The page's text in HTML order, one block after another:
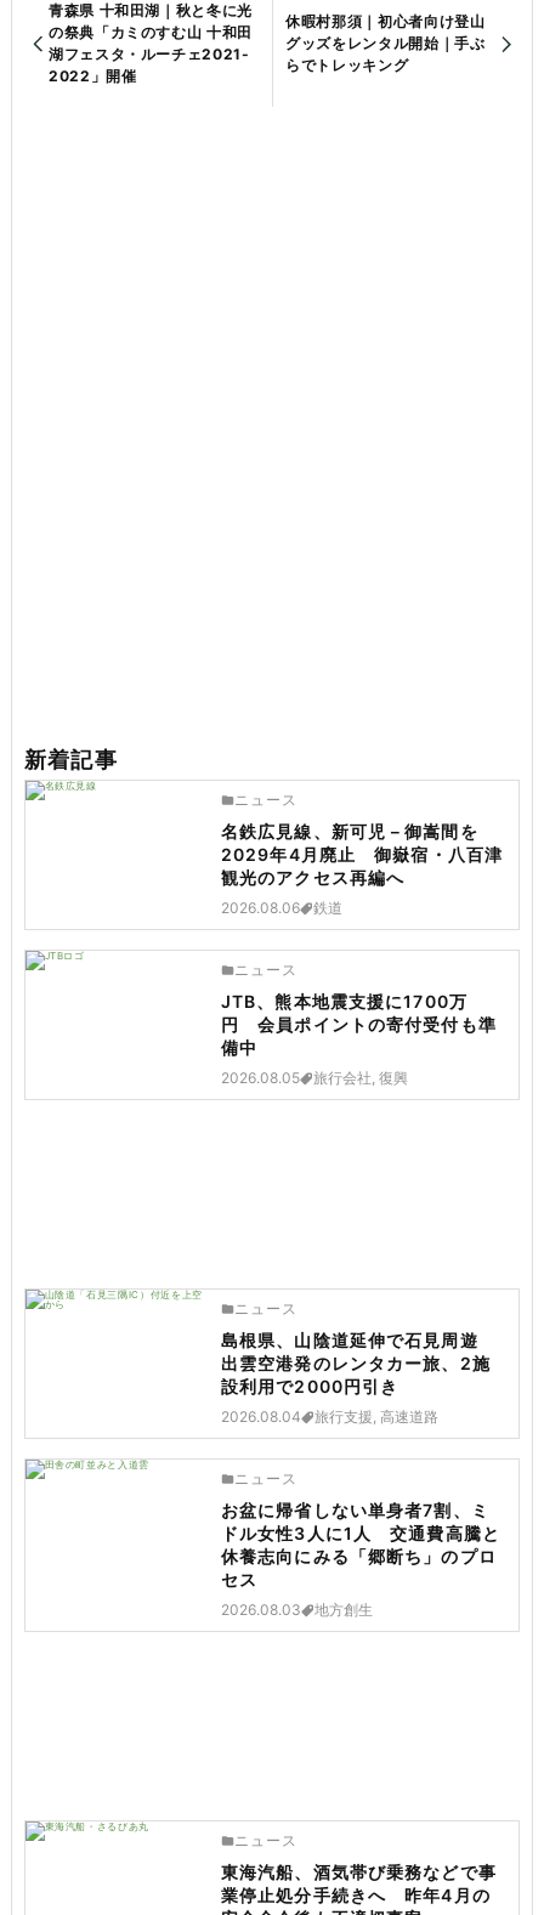
青森県 十和田湖｜秋と冬に光
の祭典「カミのすむ山 十和田
湖フェスタ・ルーチェ2021-
2022」開催
休暇村那須｜初心者向け登山
グッズをレンタル開始｜手ぶ
らでトレッキング
新着記事
ニュース
名鉄広見線、新可児－御嵩間を
2029年4月廃止 御嶽宿・八百津
観光のアクセス再編へ
2026.08.06 鉄道
ニュース
JTB、熊本地震支援に1700万
円 会員ポイントの寄付受付も準
備中
2026.08.05 旅行会社, 復興
ニュース
島根県、山陰道延伸で石見周遊
出雲空港発のレンタカー旅、2施
設利用で2000円引き
2026.08.04 旅行支援, 高速道路
ニュース
お盆に帰省しない単身者7割、ミ
ドル女性3人に1人 交通費高騰と
休養志向にみる「郷断ち」のプロ
セス
2026.08.03 地方創生
ニュース
東海汽船、酒気帯び乗務などで事
業停止処分手続きへ 昨年4月の